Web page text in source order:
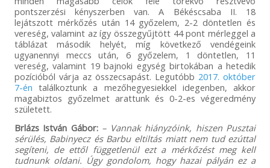
pontszerzési kényszerben van. A Békéscsaba II. 18
lejátszott mérkőzés után 14 győzelem, 2-2 döntetlen és
vereség, valamint az így összegyűjtött 44 pont mérleggel a
táblázat második helyét, míg következő vendégeink
ugyanennyi meccs után, 6 győzelem, 1 döntetlen, 11
vereség, valamint 19 bajnoki egység birtokában a hetedik
pozícióból várja az összecsapást. Legutóbb 2017. október
7-én találkoztunk a mezőhegyesiekkel idegenben, akkor
magabiztos győzelmet arattunk és 0-2-es végeredmény
született.
Brlázs István Gábor: – Vannak hiányzóink, hiszen Pusztai
sérülés, Babinyecz és Barbu eltiltás miatt nem tud ezúttal
segíteni, de ettől függetlenül ezt a mérkőzést meg kell
tudnunk oldani. Úgy gondolom, hogy hazai pályán ez a